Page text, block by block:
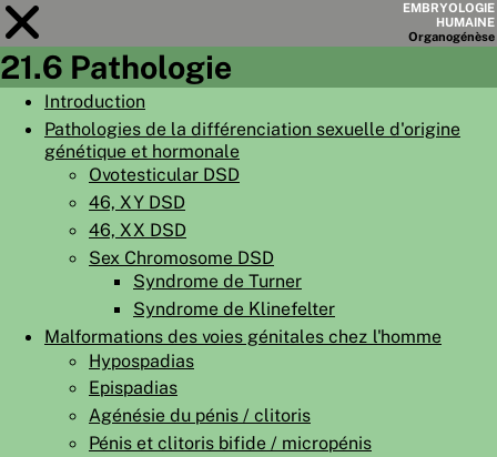
EMBRYOLOGIE
HUMAINE
Organogénèse
Module21
LISTE DES CHAPITRES
EMBRYOGÉNÈSE
21.6 Pathologie
Introduction
Pathologies de la différenciation sexuelle d'origine
génétique et hormonale
Ovotesticular DSD
46, XY DSD
46, XX DSD
Sex Chromosome DSD
Syndrome de Turner
Syndrome de Klinefelter
Malformations des voies génitales chez l'homme
Hypospadias
Epispadias
Agénésie du pénis / clitoris
Pénis et clitoris bifide / micropénis